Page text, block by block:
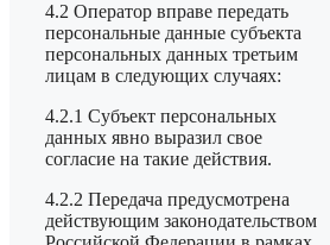
4.2 Оператор вправе передать
персональные данные субъекта
персональных данных третьим
лицам в следующих случаях:
4.2.1 Субъект персональных
данных явно выразил свое
согласие на такие действия.
4.2.2 Передача предусмотрена
действующим законодательством